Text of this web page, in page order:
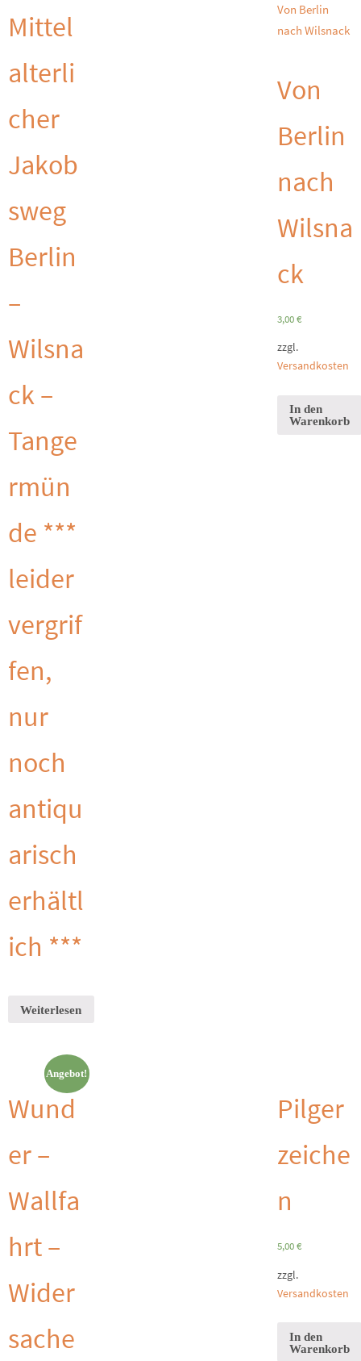
Mittel
alterli
cher
Jakob
sweg
Berlin
–
Wilsna
ck –
Tange
rmün
de ***
leider
vergrif
fen,
nur
noch
antiqu
arisch
erhältl
ich ***
Weiterlesen
Von
Berlin
nach
Wilsna
ck
3,00€
zzgl.
Versandkosten
In den
Warenkorb
Angebot!
Wund
er –
Wallfa
hrt –
Wider
sache
Pilger
zeiche
n
5,00€
zzgl.
Versandkosten
In den
Warenkorb